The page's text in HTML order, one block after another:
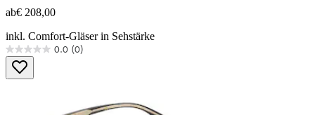
ab€ 208,00
inkl. Comfort-Gläser in Sehstärke
0.0 (0)
0.0
von
5